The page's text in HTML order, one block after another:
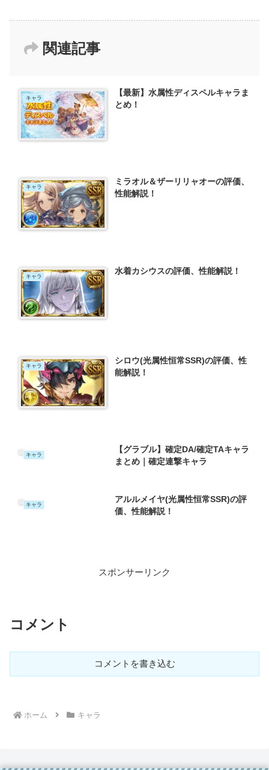
関連記事
キャラ
【最新】水属性ディスペルキャラま
とめ！
キャラ
ミラオル＆ザーリリャオーの評価、
性能解説！
キャラ
水着カシウスの評価、性能解説！
キャラ
シロウ(光属性恒常SSR)の評価、性
能解説！
キャラ
【グラブル】確定DA/確定TAキャラ
まとめ｜確定連撃キャラ
キャラ
アルルメイヤ(光属性恒常SSR)の評
価、性能解説！
スポンサーリンク
コメント
コメントを書き込む
ホーム キャラ